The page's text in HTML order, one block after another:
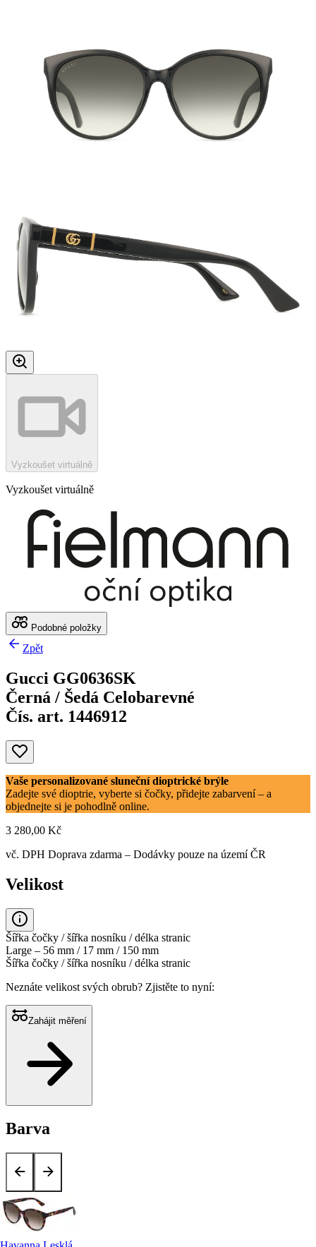
Vyzkoušet virtuálně
Vyzkoušet virtuálně
Podobné položky
Zpět
Gucci GG0636SK
Černá / Šedá Celobarevné
Čís. art. 1446912
Vaše personalizované sluneční dioptrické brýle
Zadejte své dioptrie, vyberte si čočky, přidejte zabarvení – a
objednejte si je pohodlně online.
3 280,00 Kč
vč. DPH Doprava zdarma – Dodávky pouze na území ČR
Velikost
Šířka čočky / šířka nosníku / délka stranic
Large – 56 mm / 17 mm / 150 mm
Šířka čočky / šířka nosníku / délka stranic
Neznáte velikost svých obrub? Zjistěte to nyní:
Zahájit měření
Barva